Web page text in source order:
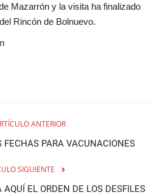
Mazarrón y la visita ha finalizado
Rincón de Bolnuevo.
ANTERIOR
FECHAS PARA VACUNACIONES
SIGUIENTE
EL ORDEN DE LOS DESFILES